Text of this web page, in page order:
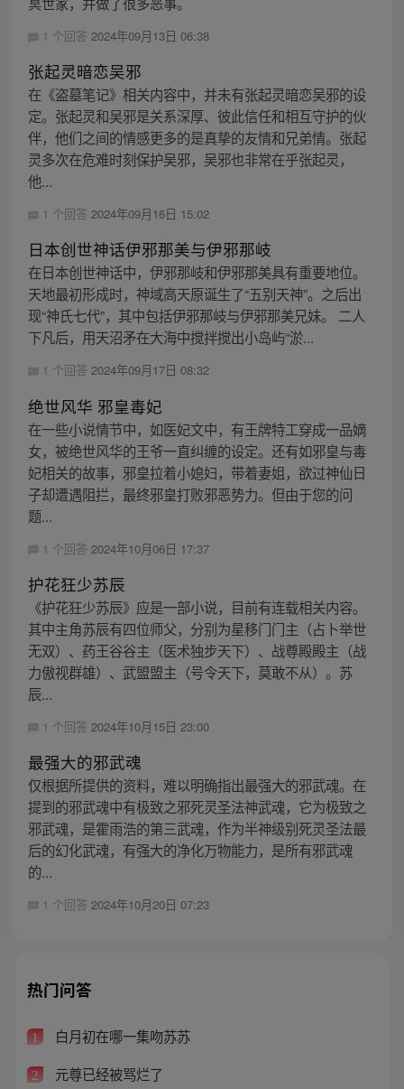
1 个回答 2024年09月13日 06:38
张起灵暗恋吴邪
在《盗墓笔记》相关内容中，并未有张起灵暗恋吴邪的设
定。张起灵和吴邪是关系深厚、彼此信任和相互守护的伙
伴，他们之间的情感更多的是真挚的友情和兄弟情。张起
灵多次在危难时刻保护吴邪，吴邪也非常在乎张起灵，
他...
1 个回答 2024年09月16日 15:02
日本创世神话伊邪那美与伊邪那岐
在日本创世神话中，伊邪那岐和伊邪那美具有重要地位。
天地最初形成时，神域高天原诞生了“五别天神”。之后出
现“神氏七代”，其中包括伊邪那岐与伊邪那美兄妹。 二人
下凡后，用天沼矛在大海中搅拌搅出小岛屿“淤...
1 个回答 2024年09月17日 08:32
绝世风华 邪皇毒妃
在一些小说情节中，如医妃文中，有王牌特工穿成一品嫡
女，被绝世风华的王爷一直纠缠的设定。还有如邪皇与毒
妃相关的故事，邪皇拉着小媳妇，带着妻姐，欲过神仙日
子却遭遇阻拦，最终邪皇打败邪恶势力。但由于您的问
题...
1 个回答 2024年10月06日 17:37
护花狂少苏辰
《护花狂少苏辰》应是一部小说，目前有连载相关内容。
其中主角苏辰有四位师父，分别为星移门门主（占卜举世
无双）、药王谷谷主（医术独步天下）、战尊殿殿主（战
力傲视群雄）、武盟盟主（号令天下，莫敢不从）。苏
辰...
1 个回答 2024年10月15日 23:00
最强大的邪武魂
仅根据所提供的资料，难以明确指出最强大的邪武魂。在
提到的邪武魂中有极致之邪死灵圣法神武魂，它为极致之
邪武魂，是霍雨浩的第三武魂，作为半神级别死灵圣法最
后的幻化武魂，有强大的净化万物能力，是所有邪武魂
的...
1 个回答 2024年10月20日 07:23
热门问答
1 白月初在哪一集吻苏苏
2 元尊已经被骂烂了